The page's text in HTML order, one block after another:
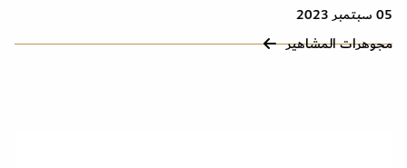
05 سبتمبر 2023
مجوهرات المشاهير